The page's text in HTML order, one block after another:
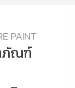
PAINT
ภัณฑ์